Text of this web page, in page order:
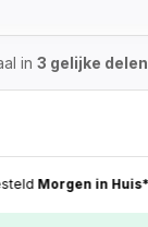
in 3 gelijke delen
Morgen in Huis*